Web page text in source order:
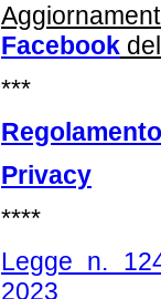
Facebook
***
Regolamento
Privacy
****
Legge n.
2023